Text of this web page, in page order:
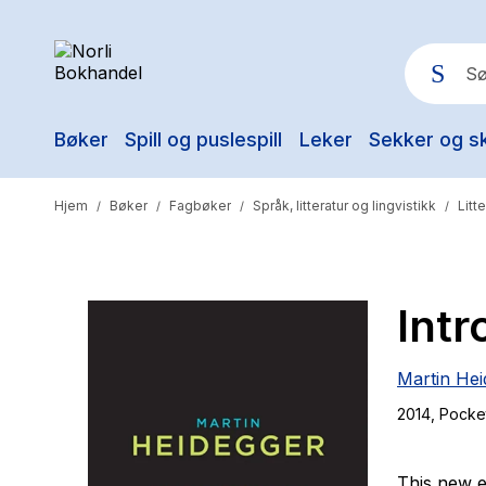
Bøker Spill og puslespill Leker Sekker og
Hjem / Bøker / Fagbøker / Språk, litteratur og lingvistikk /
Martin
2014 ,